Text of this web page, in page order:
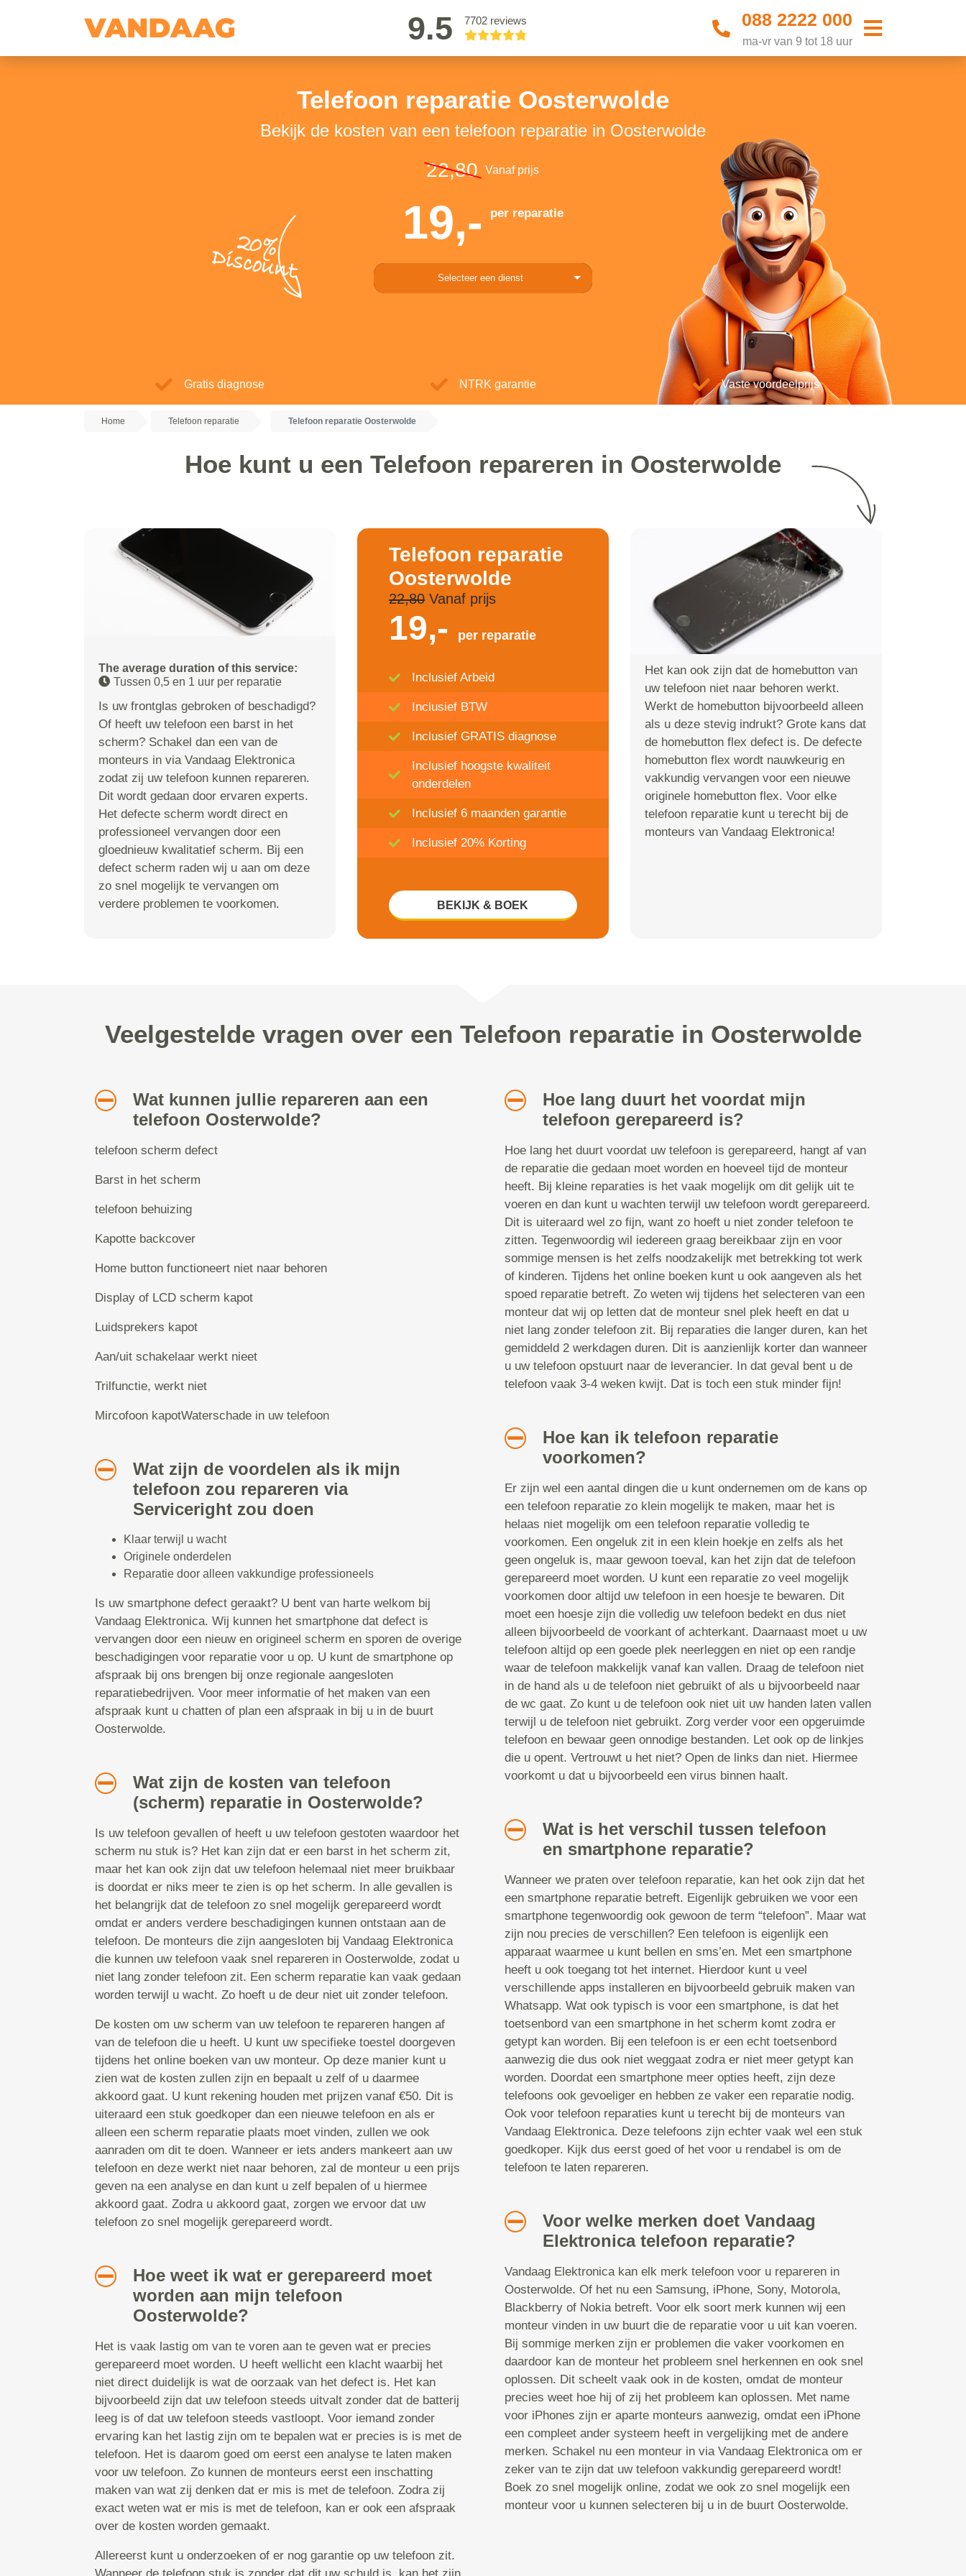
9.5 7702 reviews 088 2222 000
ma-vr van 9 tot 18 uur
Telefoon reparatie Oosterwolde
Bekijk de kosten van een telefoon reparatie in Oosterwolde
20%
Discount
22,80 Vanaf prijs
19,- per reparatie
Selecteer een dienst
Gratis diagnose NTRK garantie Vaste voordeelprijs
Home Telefoon reparatie Telefoon reparatie Oosterwolde
Hoe kunt u een Telefoon repareren in Oosterwolde
The average duration of this service:
Tussen 0,5 en 1 uur per reparatie
Is uw frontglas gebroken of beschadigd?
Of heeft uw telefoon een barst in het
scherm? Schakel dan een van de
monteurs in via Vandaag Elektronica
zodat zij uw telefoon kunnen repareren.
Dit wordt gedaan door ervaren experts.
Het defecte scherm wordt direct en
professioneel vervangen door een
gloednieuw kwalitatief scherm. Bij een
defect scherm raden wij u aan om deze
zo snel mogelijk te vervangen om
verdere problemen te voorkomen.
Telefoon reparatie
Oosterwolde
22,80Vanaf prijs
19,- per reparatie
Inclusief Arbeid
Inclusief BTW
Inclusief GRATIS diagnose
Inclusief hoogste kwaliteit
onderdelen
Inclusief 6 maanden garantie
Inclusief 20% Korting
BEKIJK & BOEK
Het kan ook zijn dat de homebutton van
uw telefoon niet naar behoren werkt.
Werkt de homebutton bijvoorbeeld alleen
als u deze stevig indrukt? Grote kans dat
de homebutton flex defect is. De defecte
homebutton flex wordt nauwkeurig en
vakkundig vervangen voor een nieuwe
originele homebutton flex. Voor elke
telefoon reparatie kunt u terecht bij de
monteurs van Vandaag Elektronica!
Veelgestelde vragen over een Telefoon reparatie in Oosterwolde
Wat kunnen jullie repareren aan een
telefoon Oosterwolde?
telefoon scherm defect
Barst in het scherm
telefoon behuizing
Kapotte backcover
Home button functioneert niet naar behoren
Display of LCD scherm kapot
Luidsprekers kapot
Aan/uit schakelaar werkt nieet
Trilfunctie, werkt niet
Mircofoon kapotWaterschade in uw telefoon
Wat zijn de voordelen als ik mijn
telefoon zou repareren via
Serviceright zou doen
Klaar terwijl u wacht
Originele onderdelen
Reparatie door alleen vakkundige professioneels
Is uw smartphone defect geraakt? U bent van harte welkom bij
Vandaag Elektronica. Wij kunnen het smartphone dat defect is
vervangen door een nieuw en origineel scherm en sporen de overige
beschadigingen voor reparatie voor u op. U kunt de smartphone op
afspraak bij ons brengen bij onze regionale aangesloten
reparatiebedrijven. Voor meer informatie of het maken van een
afspraak kunt u chatten of plan een afspraak in bij u in de buurt
Oosterwolde.
Wat zijn de kosten van telefoon
(scherm) reparatie in Oosterwolde?
Is uw telefoon gevallen of heeft u uw telefoon gestoten waardoor het
scherm nu stuk is? Het kan zijn dat er een barst in het scherm zit,
maar het kan ook zijn dat uw telefoon helemaal niet meer bruikbaar
is doordat er niks meer te zien is op het scherm. In alle gevallen is
het belangrijk dat de telefoon zo snel mogelijk gerepareerd wordt
omdat er anders verdere beschadigingen kunnen ontstaan aan de
telefoon. De monteurs die zijn aangesloten bij Vandaag Elektronica
die kunnen uw telefoon vaak snel repareren in Oosterwolde, zodat u
niet lang zonder telefoon zit. Een scherm reparatie kan vaak gedaan
worden terwijl u wacht. Zo hoeft u de deur niet uit zonder telefoon.
De kosten om uw scherm van uw telefoon te repareren hangen af
van de telefoon die u heeft. U kunt uw specifieke toestel doorgeven
tijdens het online boeken van uw monteur. Op deze manier kunt u
zien wat de kosten zullen zijn en bepaalt u zelf of u daarmee
akkoord gaat. U kunt rekening houden met prijzen vanaf €50. Dit is
uiteraard een stuk goedkoper dan een nieuwe telefoon en als er
alleen een scherm reparatie plaats moet vinden, zullen we ook
aanraden om dit te doen. Wanneer er iets anders mankeert aan uw
telefoon en deze werkt niet naar behoren, zal de monteur u een prijs
geven na een analyse en dan kunt u zelf bepalen of u hiermee
akkoord gaat. Zodra u akkoord gaat, zorgen we ervoor dat uw
telefoon zo snel mogelijk gerepareerd wordt.
Hoe weet ik wat er gerepareerd moet
worden aan mijn telefoon
Oosterwolde?
Het is vaak lastig om van te voren aan te geven wat er precies
gerepareerd moet worden. U heeft wellicht een klacht waarbij het
niet direct duidelijk is wat de oorzaak van het defect is. Het kan
bijvoorbeeld zijn dat uw telefoon steeds uitvalt zonder dat de batterij
leeg is of dat uw telefoon steeds vastloopt. Voor iemand zonder
ervaring kan het lastig zijn om te bepalen wat er precies is is met de
telefoon. Het is daarom goed om eerst een analyse te laten maken
voor uw telefoon. Zo kunnen de monteurs eerst een inschatting
maken van wat zij denken dat er mis is met de telefoon. Zodra zij
exact weten wat er mis is met de telefoon, kan er ook een afspraak
over de kosten worden gemaakt.
Allereerst kunt u onderzoeken of er nog garantie op uw telefoon zit.
Hoe lang duurt het voordat mijn
telefoon gerepareerd is?
Hoe lang het duurt voordat uw telefoon is gerepareerd, hangt af van
de reparatie die gedaan moet worden en hoeveel tijd de monteur
heeft. Bij kleine reparaties is het vaak mogelijk om dit gelijk uit te
voeren en dan kunt u wachten terwijl uw telefoon wordt gerepareerd.
Dit is uiteraard wel zo fijn, want zo hoeft u niet zonder telefoon te
zitten. Tegenwoordig wil iedereen graag bereikbaar zijn en voor
sommige mensen is het zelfs noodzakelijk met betrekking tot werk
of kinderen. Tijdens het online boeken kunt u ook aangeven als het
spoed reparatie betreft. Zo weten wij tijdens het selecteren van een
monteur dat wij op letten dat de monteur snel plek heeft en dat u
niet lang zonder telefoon zit. Bij reparaties die langer duren, kan het
gemiddeld 2 werkdagen duren. Dit is aanzienlijk korter dan wanneer
u uw telefoon opstuurt naar de leverancier. In dat geval bent u de
telefoon vaak 3-4 weken kwijt. Dat is toch een stuk minder fijn!
Hoe kan ik telefoon reparatie
voorkomen?
Er zijn wel een aantal dingen die u kunt ondernemen om de kans op
een telefoon reparatie zo klein mogelijk te maken, maar het is
helaas niet mogelijk om een telefoon reparatie volledig te
voorkomen. Een ongeluk zit in een klein hoekje en zelfs als het
geen ongeluk is, maar gewoon toeval, kan het zijn dat de telefoon
gerepareerd moet worden. U kunt een reparatie zo veel mogelijk
voorkomen door altijd uw telefoon in een hoesje te bewaren. Dit
moet een hoesje zijn die volledig uw telefoon bedekt en dus niet
alleen bijvoorbeeld de voorkant of achterkant. Daarnaast moet u uw
telefoon altijd op een goede plek neerleggen en niet op een randje
waar de telefoon makkelijk vanaf kan vallen. Draag de telefoon niet
in de hand als u de telefoon niet gebruikt of als u bijvoorbeeld naar
de wc gaat. Zo kunt u de telefoon ook niet uit uw handen laten vallen
terwijl u de telefoon niet gebruikt. Zorg verder voor een opgeruimde
telefoon en bewaar geen onnodige bestanden. Let ook op de linkjes
die u opent. Vertrouwt u het niet? Open de links dan niet. Hiermee
voorkomt u dat u bijvoorbeeld een virus binnen haalt.
Wat is het verschil tussen telefoon
en smartphone reparatie?
Wanneer we praten over telefoon reparatie, kan het ook zijn dat het
een smartphone reparatie betreft. Eigenlijk gebruiken we voor een
smartphone tegenwoordig ook gewoon de term “telefoon”. Maar wat
zijn nou precies de verschillen? Een telefoon is eigenlijk een
apparaat waarmee u kunt bellen en sms’en. Met een smartphone
heeft u ook toegang tot het internet. Hierdoor kunt u veel
verschillende apps installeren en bijvoorbeeld gebruik maken van
Whatsapp. Wat ook typisch is voor een smartphone, is dat het
toetsenbord van een smartphone in het scherm komt zodra er
getypt kan worden. Bij een telefoon is er een echt toetsenbord
aanwezig die dus ook niet weggaat zodra er niet meer getypt kan
worden. Doordat een smartphone meer opties heeft, zijn deze
telefoons ook gevoeliger en hebben ze vaker een reparatie nodig.
Ook voor telefoon reparaties kunt u terecht bij de monteurs van
Vandaag Elektronica. Deze telefoons zijn echter vaak wel een stuk
goedkoper. Kijk dus eerst goed of het voor u rendabel is om de
telefoon te laten repareren.
Voor welke merken doet Vandaag
Elektronica telefoon reparatie?
Vandaag Elektronica kan elk merk telefoon voor u repareren in
Oosterwolde. Of het nu een Samsung, iPhone, Sony, Motorola,
Blackberry of Nokia betreft. Voor elk soort merk kunnen wij een
monteur vinden in uw buurt die de reparatie voor u uit kan voeren.
Bij sommige merken zijn er problemen die vaker voorkomen en
daardoor kan de monteur het probleem snel herkennen en ook snel
oplossen. Dit scheelt vaak ook in de kosten, omdat de monteur
precies weet hoe hij of zij het probleem kan oplossen. Met name
voor iPhones zijn er aparte monteurs aanwezig, omdat een iPhone
een compleet ander systeem heeft in vergelijking met de andere
merken. Schakel nu een monteur in via Vandaag Elektronica om er
zeker van te zijn dat uw telefoon vakkundig gerepareerd wordt!
Boek zo snel mogelijk online, zodat we ook zo snel mogelijk een
monteur voor u kunnen selecteren bij u in de buurt Oosterwolde.